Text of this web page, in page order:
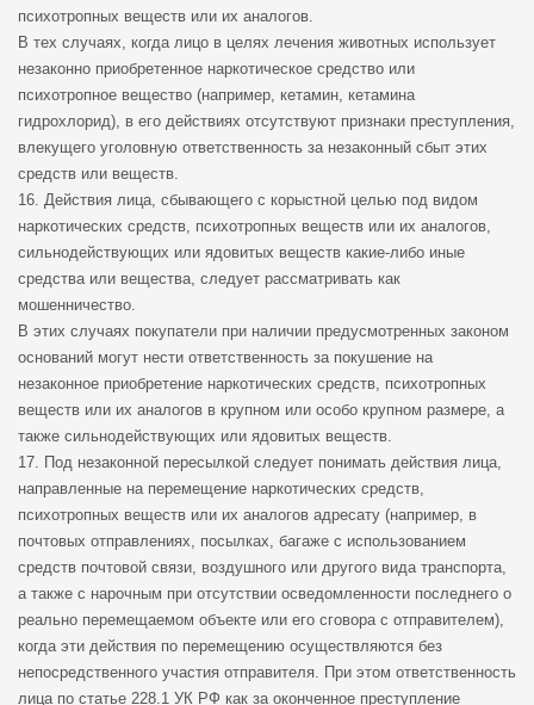
психотропных веществ или их аналогов.
В тех случаях, когда лицо в целях лечения животных использует
незаконно приобретенное наркотическое средство или
психотропное вещество (например, кетамин, кетамина
гидрохлорид), в его действиях отсутствуют признаки преступления,
влекущего уголовную ответственность за незаконный сбыт этих
средств или веществ.
16. Действия лица, сбывающего с корыстной целью под видом
наркотических средств, психотропных веществ или их аналогов,
сильнодействующих или ядовитых веществ какие-либо иные
средства или вещества, следует рассматривать как
мошенничество.
В этих случаях покупатели при наличии предусмотренных законом
оснований могут нести ответственность за покушение на
незаконное приобретение наркотических средств, психотропных
веществ или их аналогов в крупном или особо крупном размере, а
также сильнодействующих или ядовитых веществ.
17. Под незаконной пересылкой следует понимать действия лица,
направленные на перемещение наркотических средств,
психотропных веществ или их аналогов адресату (например, в
почтовых отправлениях, посылках, багаже с использованием
средств почтовой связи, воздушного или другого вида транспорта,
а также с нарочным при отсутствии осведомленности последнего о
реально перемещаемом объекте или его сговора с отправителем),
когда эти действия по перемещению осуществляются без
непосредственного участия отправителя. При этом ответственность
лица по статье 228.1 УК РФ как за оконченное преступление